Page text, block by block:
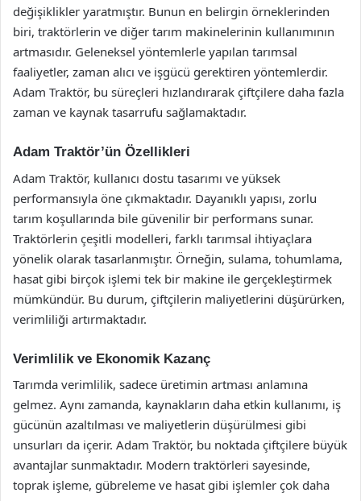
değişiklikler yaratmıştır. Bunun en belirgin örneklerinden
biri, traktörlerin ve diğer tarım makinelerinin kullanımının
artmasıdır. Geleneksel yöntemlerle yapılan tarımsal
faaliyetler, zaman alıcı ve işgücü gerektiren yöntemlerdir.
Adam Traktör, bu süreçleri hızlandırarak çiftçilere daha fazla
zaman ve kaynak tasarrufu sağlamaktadır.
Adam Traktör’ün Özellikleri
Adam Traktör, kullanıcı dostu tasarımı ve yüksek
performansıyla öne çıkmaktadır. Dayanıklı yapısı, zorlu
tarım koşullarında bile güvenilir bir performans sunar.
Traktörlerin çeşitli modelleri, farklı tarımsal ihtiyaçlara
yönelik olarak tasarlanmıştır. Örneğin, sulama, tohumlama,
hasat gibi birçok işlemi tek bir makine ile gerçekleştirmek
mümkündür. Bu durum, çiftçilerin maliyetlerini düşürürken,
verimliliği artırmaktadır.
Verimlilik ve Ekonomik Kazanç
Tarımda verimlilik, sadece üretimin artması anlamına
gelmez. Aynı zamanda, kaynakların daha etkin kullanımı, iş
gücünün azaltılması ve maliyetlerin düşürülmesi gibi
unsurları da içerir. Adam Traktör, bu noktada çiftçilere büyük
avantajlar sunmaktadır. Modern traktörleri sayesinde,
toprak işleme, gübreleme ve hasat gibi işlemler çok daha